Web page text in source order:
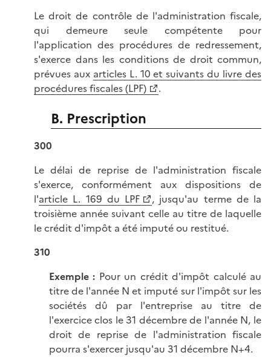
Le droit de contrôle de l'administration fiscale,
qui demeure seule compétente pour
l'application des procédures de redressement,
s'exerce dans les conditions de droit commun,
prévues aux articles L. 10 et suivants du livre des
procédures fiscales (LPF)
.
B. Prescription
300
Le délai de reprise de l'administration fiscale
s'exerce, conformément aux dispositions de
l'article L. 169 du LPF
, jusqu'au terme de la
troisième année suivant celle au titre de laquelle
le crédit d'impôt a été imputé ou restitué.
310
Exemple : Pour un crédit d'impôt calculé au
titre de l'année N et imputé sur l'impôt sur les
sociétés dû par l'entreprise au titre de
l'exercice clos le 31 décembre de l'année N, le
droit de reprise de l'administration fiscale
pourra s'exercer jusqu'au 31 décembre N+4.